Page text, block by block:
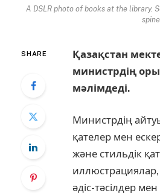
A DSLR photo of books at the library.
SHARE
Қазақстан
министрдің
мәлімдеді.
Министрдің
қателер мен
және стильдік
иллюстрациялар,
әдіс-тәсілдер